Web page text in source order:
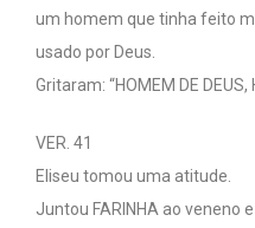
um homem que tinha feito
usado por Deus.
Gritaram: “HOMEM DE DEUS,
VER. 41
Eliseu tomou uma atitude.
Juntou FARINHA ao veneno